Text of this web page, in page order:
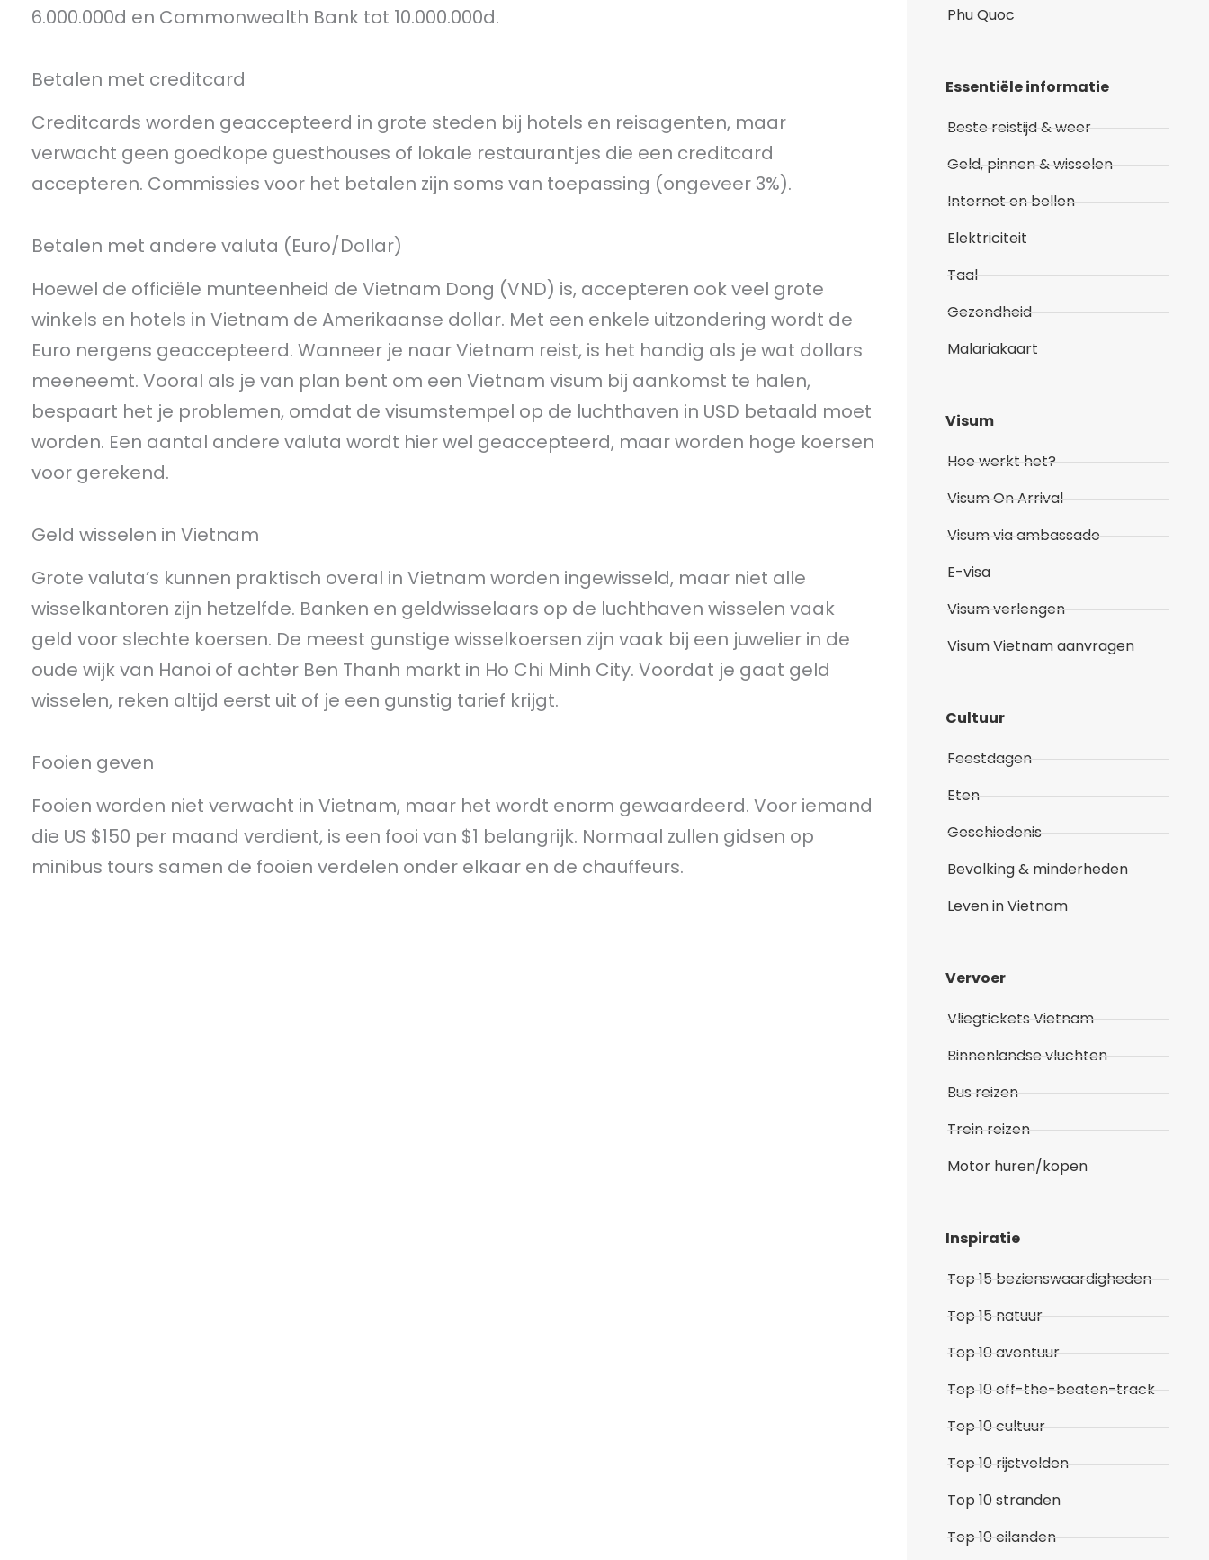
6.000.000d en Commonwealth Bank tot 10.000.000d.
Betalen met creditcard
Creditcards worden geaccepteerd in grote steden bij hotels en reisagenten, maar
verwacht geen goedkope guesthouses of lokale restaurantjes die een creditcard
accepteren. Commissies voor het betalen zijn soms van toepassing (ongeveer 3%).
Betalen met andere valuta (Euro/Dollar)
Hoewel de officiële munteenheid de Vietnam Dong (VND) is, accepteren ook veel grote
winkels en hotels in Vietnam de Amerikaanse dollar. Met een enkele uitzondering wordt de
Euro nergens geaccepteerd. Wanneer je naar Vietnam reist, is het handig als je wat dollars
meeneemt. Vooral als je van plan bent om een Vietnam visum bij aankomst te halen,
bespaart het je problemen, omdat de visumstempel op de luchthaven in USD betaald moet
worden. Een aantal andere valuta wordt hier wel geaccepteerd, maar worden hoge koersen
voor gerekend.
Geld wisselen in Vietnam
Grote valuta’s kunnen praktisch overal in Vietnam worden ingewisseld, maar niet alle
wisselkantoren zijn hetzelfde. Banken en geldwisselaars op de luchthaven wisselen vaak
geld voor slechte koersen. De meest gunstige wisselkoersen zijn vaak bij een juwelier in de
oude wijk van Hanoi of achter Ben Thanh markt in Ho Chi Minh City. Voordat je gaat geld
wisselen, reken altijd eerst uit of je een gunstig tarief krijgt.
Fooien geven
Fooien worden niet verwacht in Vietnam, maar het wordt enorm gewaardeerd. Voor iemand
die US $150 per maand verdient, is een fooi van $1 belangrijk. Normaal zullen gidsen op
minibus tours samen de fooien verdelen onder elkaar en de chauffeurs.
Phu Quoc
Essentiële informatie
Beste reistijd & weer
Geld, pinnen & wisselen
Internet en bellen
Elektriciteit
Taal
Gezondheid
Malariakaart
Visum
Hoe werkt het?
Visum On Arrival
Visum via ambassade
E-visa
Visum verlengen
Visum Vietnam aanvragen
Cultuur
Feestdagen
Eten
Geschiedenis
Bevolking & minderheden
Leven in Vietnam
Vervoer
Vliegtickets Vietnam
Binnenlandse vluchten
Bus reizen
Trein reizen
Motor huren/kopen
Inspiratie
Top 15 bezienswaardigheden
Top 15 natuur
Top 10 avontuur
Top 10 off-the-beaten-track
Top 10 cultuur
Top 10 rijstvelden
Top 10 stranden
Top 10 eilanden